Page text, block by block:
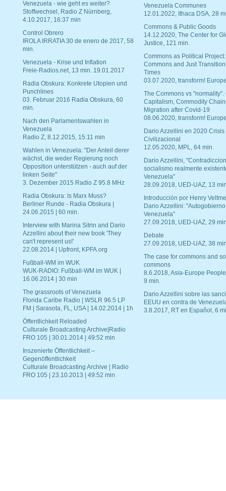
Venezuela - wie geht es weiter?
Stoffwechsel, Radio Z Nürnberg,
4.10.2017, 16:37 min
Control Obrero
IROLA IRRATIA 30 de enero de 2017, 58
min.
Venezuela - Krise und Inflation
Freie-Radios.net, 13 min. 19.01.2017
Radia Obskura: Konkrete Utopien und
Punchlines
03. Februar 2016 Radia Obskura, 60
min.
Nach den Parlamentswahlen in
Venezuela
Radio Z, 8.12.2015, 15:11 min
Wahlen in Venezuela: "Der Anteil derer
wächst, die weder Regierung noch
Opposition unterstützen - auch auf der
linken Seite"
3. Dezember 2015 Radio Z 95.8 MHz
Radia Obskura: Is Marx Muss?
Berliner Runde - Radia Obskura |
24.06.2015 | 60 min.
Interview with Marina Sitrin and Dario
Azzellini about their new book 'They
can't represent us!'
22.08.2014 | Upfront, KPFA.org
Fußball-WM im WUK
WUK-RADIO: Fußball-WM im WUK |
16.06.2014 | 30 min
The grassroots of Venezuela
Florida Caribe Radio | WSLR 96.5 LP
FM | Sarasota, FL, USA | 14.02.2014 | 1h
Öffentlichkeit Reloaded
Culturale Broadcasting Archive|Radio
FRO 105 | 30.01.2014 | 49:52 min
Inszenierte Öffentlichkeit –
Gegenöffentlichkeit
Culturale Broadcasting Archive | Radio
FRO 105 | 23.10.2013 | 49:52 min
Venezuela Communes
12.01.2022, Ithaca DSA, 28
Commons & Public Goods
14.12.2020, The Center for
Justice, 121 min.
Commons as Political Project:
Commons and Just
Times
03.07.2020, transform!
The Commons vs "normality".
Capitalism, Commodity
Migration after Covid-19
08.06.2020, transform!
Dario Azzellini en 2020 Crisis
Civilizacional
12.05.2020, MPL, 64 min.
Dario Azzellini,
socialismo realmente
Venezuela"
28.09.2018, UED-UAZ, 13
Introducción por Henry
Dario Azzellini:
Venezuela"
27.09.2018, UED-UAZ, 29
Debate
27.09.2018, UED-UAZ, 38
The case for commons and
commons
8.6.2018, Asia-Europe
9 min.
Dario Azzellini sobre las
EEUU en contra de
3.8.2017, RT en Español, 6